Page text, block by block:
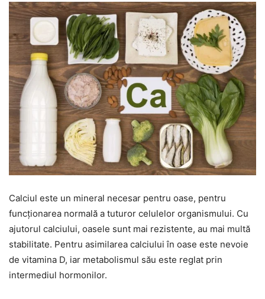
Calciul este un mineral necesar pentru oase, pentru
funcționarea normală a tuturor celulelor organismului. Cu
ajutorul calciului, oasele sunt mai rezistente, au mai multă
stabilitate. Pentru asimilarea calciului în oase este nevoie
de vitamina D, iar metabolismul său este reglat prin
intermediul hormonilor.